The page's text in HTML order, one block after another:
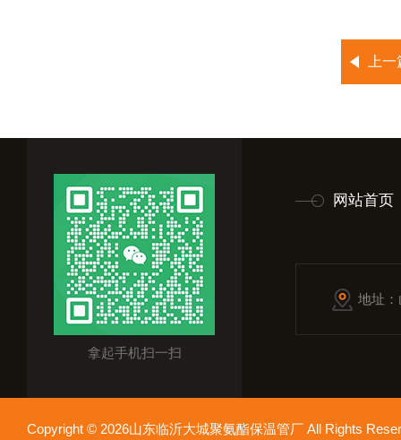
上
拿起手机扫一扫
网站首页
地址
Copyright © 2026山东临沂大城聚氨酯保温管厂 All Rights